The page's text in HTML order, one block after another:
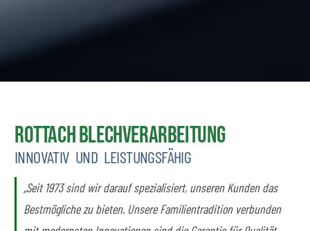
Rottach Blechverarbeitung
INNOVATIV UND LEISTUNGSFÄHIG
„Seit 1973 sind wir darauf spezialisiert, unseren Kunden das
Bestmögliche zu bieten. Unsere Familientradition verbunden